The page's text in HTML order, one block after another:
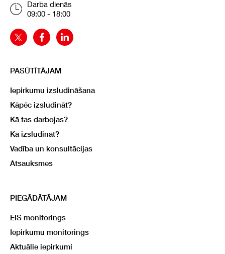
Darba dienās
09:00 - 18:00
PASŪTĪTĀJAM
Iepirkumu izsludināšana
Kāpēc izsludināt?
Kā tas darbojas?
Kā izsludināt?
Vadība un konsultācijas
Atsauksmes
PIEGĀDĀTĀJAM
EIS monitorings
Iepirkumu monitorings
Aktuālie iepirkumi